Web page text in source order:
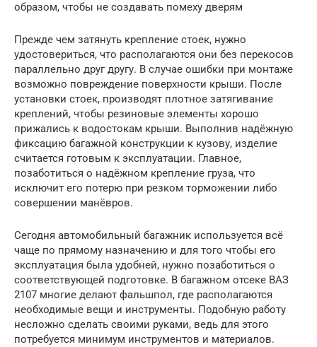
образом, чтобы не создавать помеху дверям
Прежде чем затянуть крепление стоек, нужно
удостовериться, что располагаются они без перекосов
параллельно друг другу. В случае ошибки при монтаже
возможно повреждение поверхности крыши. После
установки стоек, производят плотное затягивание
креплений, чтобы резиновые элементы хорошо
прижались к водостокам крыши. Выполнив надёжную
фиксацию багажной конструкции к кузову, изделие
считается готовым к эксплуатации. Главное,
позаботиться о надёжном крепление груза, что
исключит его потерю при резком торможении либо
совершении манёвров.
Сегодня автомобильный багажник используется всё
чаще по прямому назначению и для того чтобы его
эксплуатация была удобней, нужно позаботиться о
соответствующей подготовке. В багажном отсеке ВАЗ
2107 многие делают фальшпол, где располагаются
необходимые вещи и инструменты. Подобную работу
несложно сделать своими руками, ведь для этого
потребуется минимум инструментов и материалов.